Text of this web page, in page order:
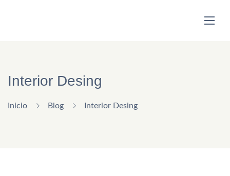
Interior Desing
Inicio Blog Interior Desing